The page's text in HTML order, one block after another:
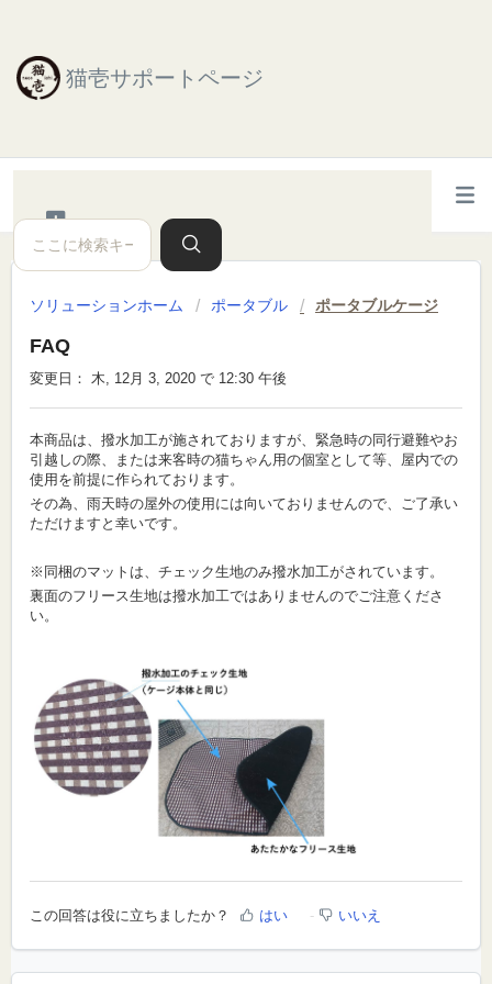
猫壱サポートページ
ソリューションホーム ポータブル ポータブルケージ
FAQ
変更日： 木, 12月 3, 2020 で 12:30 午後
本商品は、撥水加工が施されておりますが、緊急時の同行避難やお
引越しの際、または来客時の猫ちゃん用の個室として等、屋内での
使用を前提に作られております。
その為、雨天時の屋外の使用には向いておりませんので、ご了承い
ただけますと幸いです。
※同梱のマットは、チェック生地のみ撥水加工がされています。
裏面のフリース生地は撥水加工ではありませんのでご注意くださ
い。
この回答は役に立ちましたか？ はい いいえ